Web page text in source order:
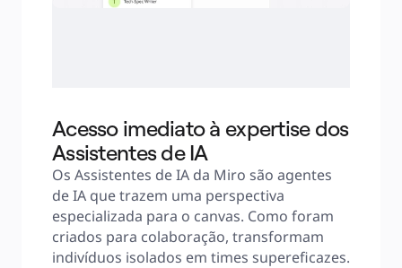
Acesso imediato à expertise dos
Assistentes de IA
Os Assistentes de IA da Miro são agentes
de IA que trazem uma perspectiva
especializada para o canvas. Como foram
criados para colaboração, transformam
indivíduos isolados em times supereficazes.